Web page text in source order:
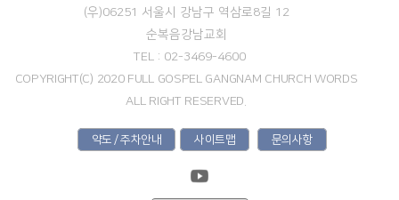
(우)06251 서울시 강남구 역삼로8길 12
순복음강남교회
TEL : 02-3469-4600
COPYRIGHT(C) 2020 FULL GOSPEL GANGNAM CHURCH WORDS
ALL RIGHT RESERVED.
약도 / 주차안내 사이트맵 문의사항